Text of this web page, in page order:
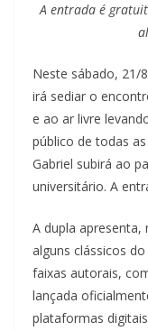
A entrada é
Neste sábado, 21/
irá sediar o
e ao ar livre
público de todas as
Gabriel subirá ao
universitário. A
A dupla
alguns clássicos
faixas autorais,
lançada
plataformas